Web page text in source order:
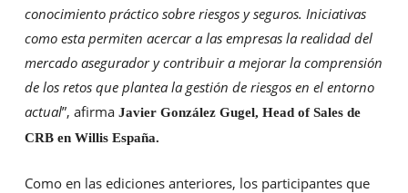
conocimiento práctico sobre riesgos y seguros. Iniciativas
como esta permiten acercar a las empresas la realidad del
mercado asegurador y contribuir a mejorar la comprensión
de los retos que plantea la gestión de riesgos en el entorno
actual”, afirma Javier González Gugel, Head of Sales de
CRB en Willis España.
Como en las ediciones anteriores, los participantes que